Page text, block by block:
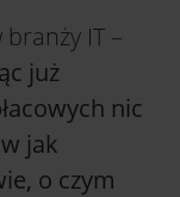
IT –
już
nic
jak
o czym